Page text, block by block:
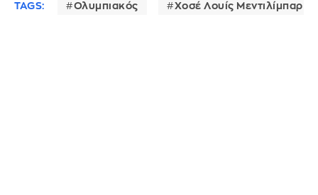
TAGS: Ολυμπιακός Χοσέ Λουίς Μεντιλίμπαρ